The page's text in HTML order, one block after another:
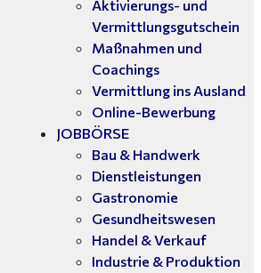
Aktivierungs- und
Vermittlungsgutschein
Maßnahmen und
Coachings
Vermittlung ins Ausland
Online-Bewerbung
JOBBÖRSE
Bau & Handwerk
Dienstleistungen
Gastronomie
Gesundheitswesen
Handel & Verkauf
Industrie & Produktion